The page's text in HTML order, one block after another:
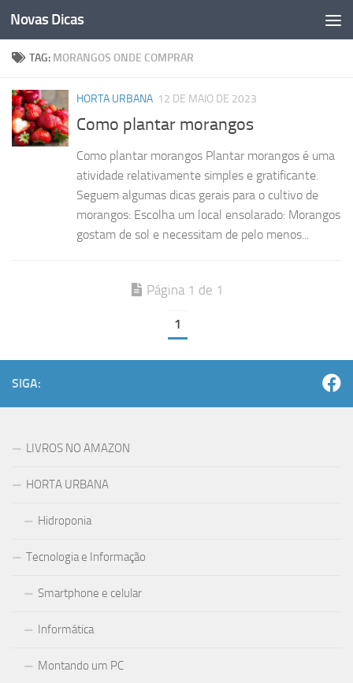
Skip to content
Novas Dicas
TAG: MORANGOS ONDE COMPRAR
HORTA URBANA 12 DE MAIO DE 2023
Como plantar morangos
Como plantar morangos Plantar morangos é uma
atividade relativamente simples e gratificante.
Seguem algumas dicas gerais para o cultivo de
morangos: Escolha um local ensolarado: Morangos
gostam de sol e necessitam de pelo menos...
Página 1 de 1
1
SIGA:
LIVROS NO AMAZON
HORTA URBANA
Hidroponia
Tecnologia e Informação
Smartphone e celular
Informática
Montando um PC